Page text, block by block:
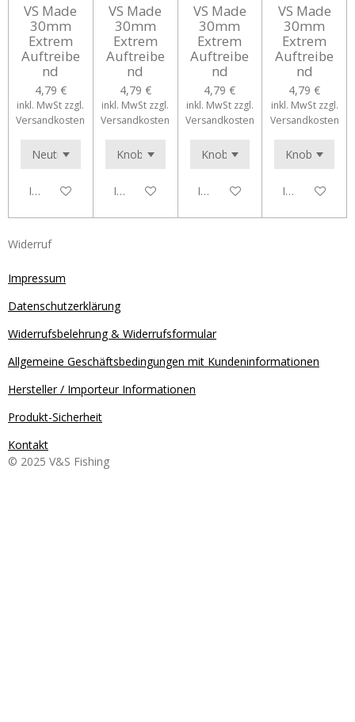
VS Made
30mm
Extrem
Auftreibe
nd
4,79 €
inkl. MwSt zzgl.
Versandkosten
In den Warenkorb
VS Made
30mm
Extrem
Auftreibe
nd
4,79 €
inkl. MwSt zzgl.
Versandkosten
In den Warenkorb
VS Made
30mm
Extrem
Auftreibe
nd
4,79 €
inkl. MwSt zzgl.
Versandkosten
In den Warenkorb
VS Made
30mm
Extrem
Auftreibe
nd
4,79 €
inkl. MwSt zzgl.
Versandkosten
In den
Widerruf
Impressum
Datenschutzerklärung
Widerrufsbelehrung & Widerrufsformular
Allgemeine Geschäftsbedingungen mit Kundeninformationen
Hersteller / Importeur Informationen
Produkt-Sicherheit
Kontakt
© 2025 V&S Fishing